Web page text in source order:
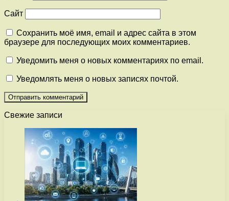
Сайт
Сохранить моё имя, email и адрес сайта в этом
браузере для последующих моих комментариев.
Уведомить меня о новых комментариях по email.
Уведомлять меня о новых записях почтой.
Свежие записи